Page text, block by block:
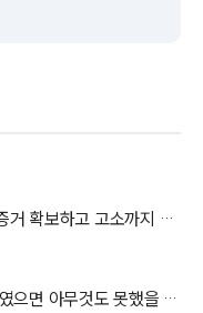
안산강제추행변호사 | 변호사님 덕분에 증거 확보하고 고소까지 진행했습니다!
대구강제추행변호사 | 변호사님, 저 혼자였으면 아무것도 못했을 것 같아요.